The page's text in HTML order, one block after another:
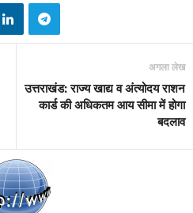
अगला लेख
उत्तराखंड: राज्य खाद्य व अंत्योदय राशन
कार्ड की अधिकतम आय सीमा में होगा
बदलाव